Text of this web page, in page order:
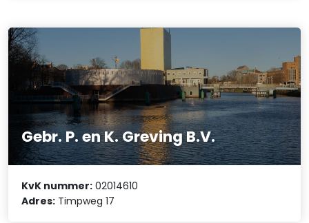
Gebr. P. en K. Greving B.V.
KvK nummer: 02014610
Adres: Timpweg 17